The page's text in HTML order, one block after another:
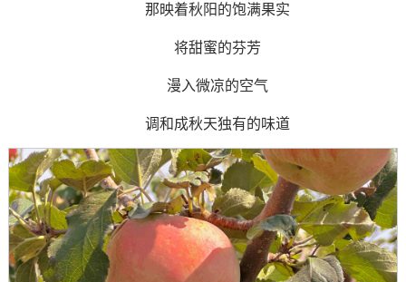
那映着秋阳的饱满果实
将甜蜜的芬芳
漫入微凉的空气
调和成秋天独有的味道